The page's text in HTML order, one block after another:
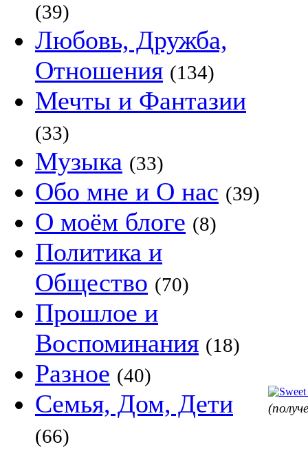
(39)
Любовь, Дружба,
Отношения (134)
Мечты и Фантазии
(33)
Музыка (33)
Обо мне и О нас (39)
О моём блоге (8)
Политика и
Общество (70)
Прошлое и
Воспоминания (18)
Разное (40)
Семья, Дом, Дети
(66)